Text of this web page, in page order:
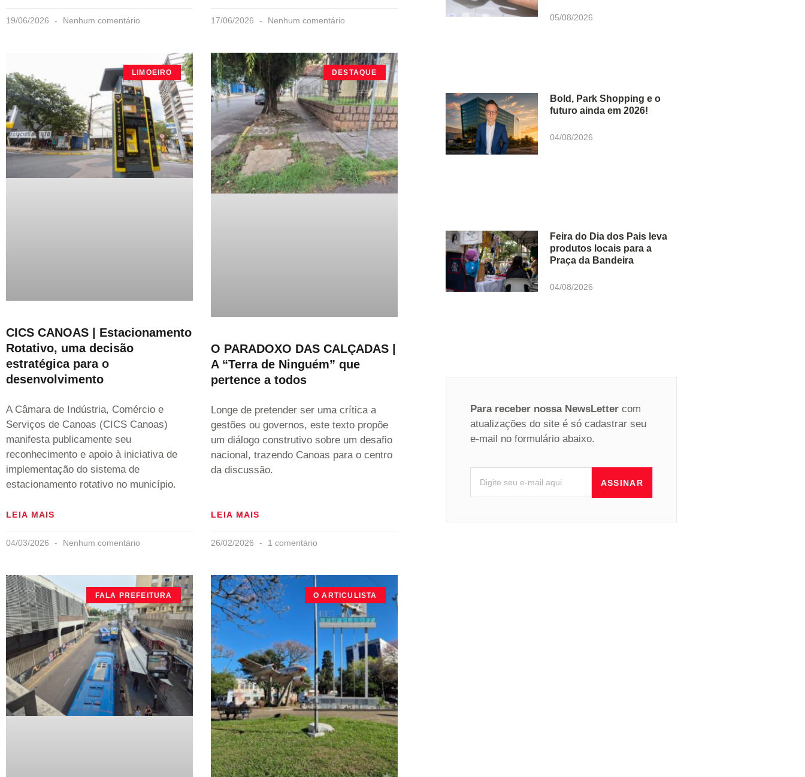
19/06/2026 Nenhum comentário 17/06/2026 Nenhum comentário
LIMOEIRO
CICS CANOAS | Estacionamento
Rotativo, uma decisão
estratégica para o
desenvolvimento
A Câmara de Indústria, Comércio e
Serviços de Canoas (CICS Canoas)
manifesta publicamente seu
reconhecimento e apoio à iniciativa de
implementação do sistema de
estacionamento rotativo no município.
LEIA MAIS
04/03/2026 Nenhum comentário
DESTAQUE
O PARADOXO DAS CALÇADAS |
A “Terra de Ninguém” que
pertence a todos
Longe de pretender ser uma crítica a
gestões ou governos, este texto propõe
um diálogo construtivo sobre um desafio
nacional, trazendo Canoas para o centro
da discussão.
LEIA MAIS
26/02/2026 1 comentário
FALA PREFEITURA O ARTICULISTA
05/08/2026
Bold, Park Shopping e o
futuro ainda em 2026!
04/08/2026
Feira do Dia dos Pais leva
produtos locais para a
Praça da Bandeira
04/08/2026
Para receber nossa NewsLetter com
atualizações do site é só cadastrar seu
e-mail no formulário abaixo.
ASSINAR